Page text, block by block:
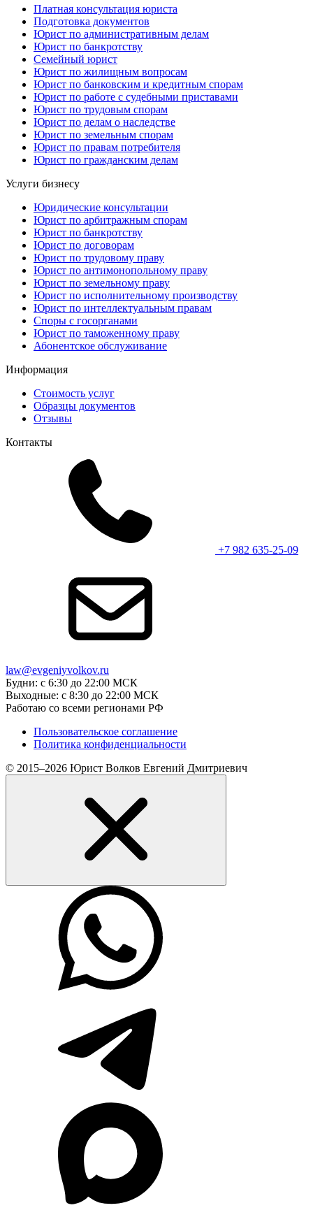
Платная консультация юриста
Подготовка документов
Юрист по административным делам
Юрист по банкротству
Семейный юрист
Юрист по жилищным вопросам
Юрист по банковским и кредитным спорам
Юрист по работе с судебными приставами
Юрист по трудовым спорам
Юрист по делам о наследстве
Юрист по земельным спорам
Юрист по правам потребителя
Юрист по гражданским делам
Услуги бизнесу
Юридические консультации
Юрист по арбитражным спорам
Юрист по банкротству
Юрист по договорам
Юрист по трудовому праву
Юрист по антимонопольному праву
Юрист по земельному праву
Юрист по исполнительному производству
Юрист по интеллектуальным правам
Споры с госорганами
Юрист по таможенному праву
Абонентское обслуживание
Информация
Стоимость услуг
Образцы документов
Отзывы
Контакты
+7 982 635-25-09
law@evgeniyvolkov.ru
Будни: с 6:30 до 22:00 МСК
Выходные: с 8:30 до 22:00 МСК
Работаю со всеми регионами РФ
Пользовательское соглашение
Политика конфиденциальности
© 2015–2026 Юрист Волков Евгений Дмитриевич